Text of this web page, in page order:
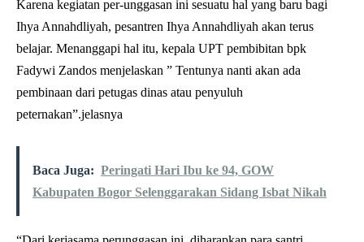
Karena kegiatan per-unggasan ini sesuatu hal yang baru bagi
Ihya Annahdliyah, pesantren Ihya Annahdliyah akan terus
belajar. Menanggapi hal itu, kepala UPT pembibitan bpk
Fadywi Zandos menjelaskan ” Tentunya nanti akan ada
pembinaan dari petugas dinas atau penyuluh
peternakan”.jelasnya
Baca Juga: Peringati Hari Ibu ke 94, GOW
Kabupaten Bogor Selenggarakan Sidang Isbat Nikah